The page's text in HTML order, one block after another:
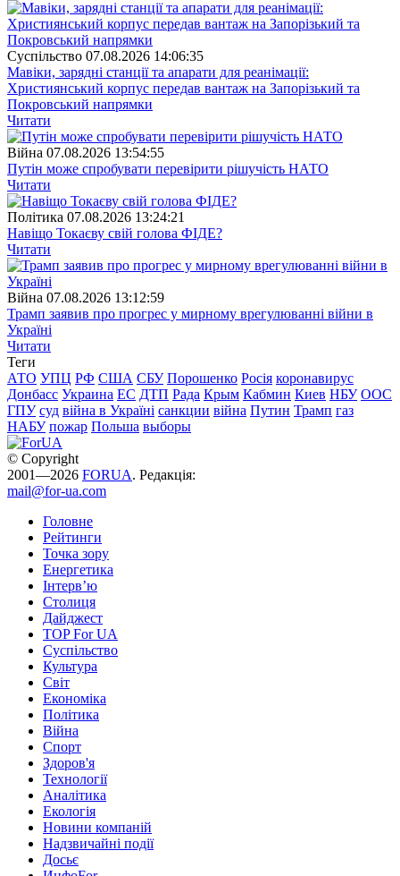
Суспiльство 07.08.2026 14:06:35
Мавіки, зарядні станції та апарати для реанімації:
Християнський корпус передав вантаж на Запорізький та
Покровський напрямки
Читати
Війна 07.08.2026 13:54:55
Путін може спробувати перевірити рішучість НАТО
Читати
Полiтика 07.08.2026 13:24:21
Навіщо Токаєву свій голова ФІДЕ?
Читати
Війна 07.08.2026 13:12:59
Трамп заявив про прогрес у мирному врегулюванні війни в
Україні
Читати
Теги
АТО УПЦ РФ США СБУ Порошенко Росія коронавирус
Донбасс Украина ЕС ДТП Рада Крым Кабмин Киев НБУ ООС
ГПУ суд війна в Україні санкции війна Путин Трамп газ
НАБУ пожар Польша выборы
© Copyright
2001—2026 FORUA. Редакція:
mail@for-ua.com
Головне
Рейтинги
Точка зору
Енергетика
Інтерв’ю
Столиця
Дайджест
TOP For UA
Суспiльство
Культура
Світ
Економіка
Політика
Війна
Спорт
Здоров'я
Технології
Аналітика
Екологія
Новини компаній
Надзвичайні події
Досьє